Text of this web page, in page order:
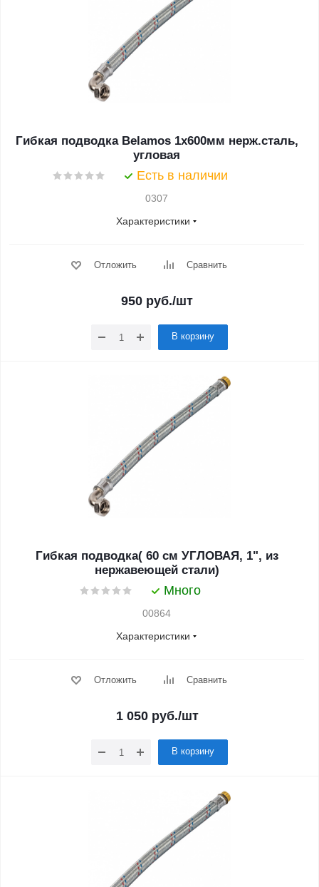
Гибкая подводка Belamos 1x600мм нерж.сталь,
угловая
Есть в наличии
0307
Характеристики
Отложить Сравнить
950 руб./шт
В корзину
Гибкая подводка( 60 см УГЛОВАЯ, 1", из
нержавеющей стали)
Много
00864
Характеристики
Отложить Сравнить
1 050руб./шт
В корзину